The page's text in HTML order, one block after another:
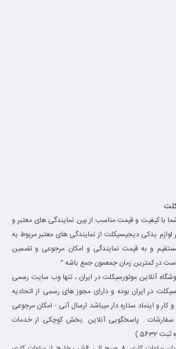
با کیفیت و قیمت مناسب از بین نمایندگی های معتبر و
یدکی دیجیسیکلت از نمایندگی های معتبر مربوط به
و به قیمت نمایندگی و امکان مرجوعی و تضمین
در کمترین زمان جمعمون جمع باشه "
آنلاین موتورسیکلت در ایران ، تنها وب سایت رسمی
در ایران بوده و دارای مجوز های رسمی از اتحادیه
و اینماد ستاره دار میباشد ارسال آنی - امکان مرجوعی
سفارشات . پاسخگویی آنلاین .بخش کوچکی از خدمات
)